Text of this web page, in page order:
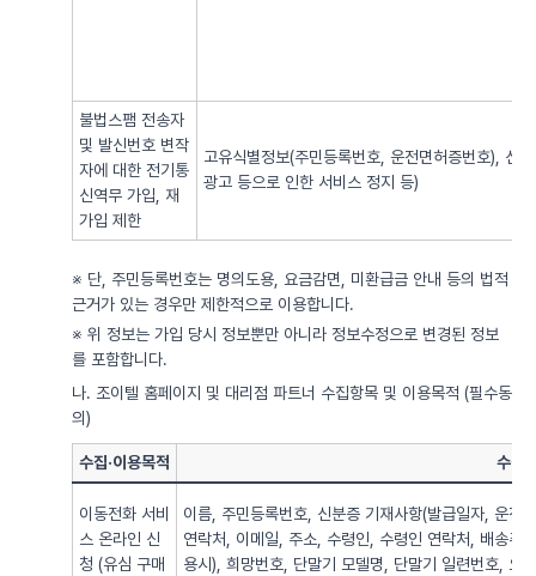
불법스팸 전송자
및 발신번호 변작
자에 대한 전기통
신역무 가입, 재
가입 제한
고유식별정보(주민등록번호, 운전면허증번호), 신
광고 등으로 인한 서비스 정지 등)
※ 단, 주민등록번호는 명의도용, 요금감면, 미환급금 안내 등의 법적
근거가 있는 경우만 제한적으로 이용합니다.
※ 위 정보는 가입 당시 정보뿐만 아니라 정보수정으로 변경된 정보
를 포함합니다.
나. 조이텔 홈페이지 및 대리점 파트너 수집항목 및 이용목적 (필수동
의)
수집·이용목적 수집·
이동전화 서비
스 온라인 신
청 (유심 구매
이름, 주민등록번호, 신분증 기재사항(발급일자, 운전
연락처, 이메일, 주소, 수령인, 수령인 연락처, 배송주
용시), 희망번호, 단말기 모델명, 단말기 일련번호, 요